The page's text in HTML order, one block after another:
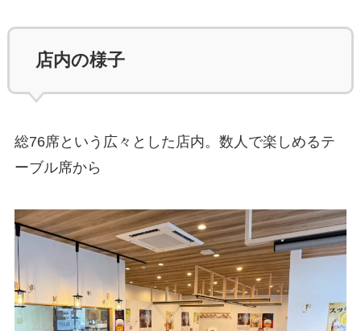
店内の様子
総76席という広々とした店内。数人で楽しめるテ
ーブル席から